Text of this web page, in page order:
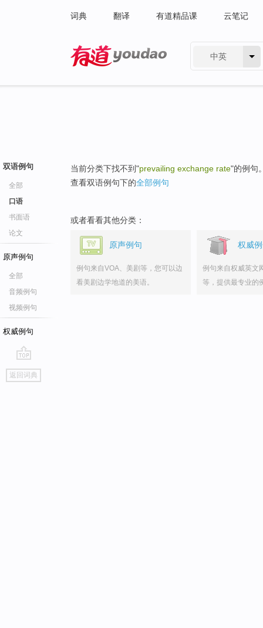
词典 翻译 有道精品课 云笔记
中英
双语例句
全部
口语
书面语
论文
原声例句
全部
音频例句
视频例句
权威例句
go
top
返回词典
当前分类下找不到"prevailing exchange rate"的例句
查看双语例句下的全部例句
或者看看其他分类：
原声例句
例句来自VOA、美剧等，您可以边
看美剧边学地道的美语。
权威
例句来自权威英文
等，提供最专业的